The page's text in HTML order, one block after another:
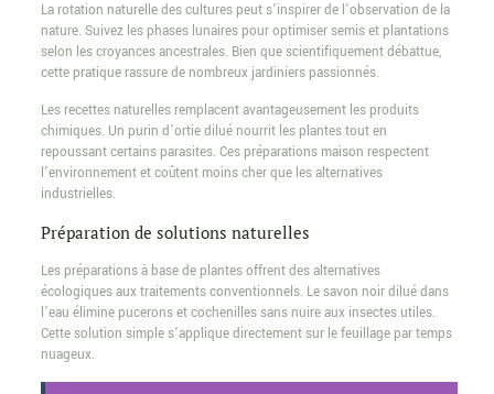
La rotation naturelle des cultures peut s’inspirer de l’observation de la
nature. Suivez les phases lunaires pour optimiser semis et plantations
selon les croyances ancestrales. Bien que scientifiquement débattue,
cette pratique rassure de nombreux jardiniers passionnés.
Les recettes naturelles remplacent avantageusement les produits
chimiques. Un purin d’ortie dilué nourrit les plantes tout en
repoussant certains parasites. Ces préparations maison respectent
l’environnement et coûtent moins cher que les alternatives
industrielles.
Préparation de solutions naturelles
Les préparations à base de plantes offrent des alternatives
écologiques aux traitements conventionnels. Le savon noir dilué dans
l’eau élimine pucerons et cochenilles sans nuire aux insectes utiles.
Cette solution simple s’applique directement sur le feuillage par temps
nuageux.